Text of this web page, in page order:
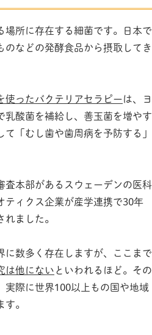
場所に存在する細菌です。日本で
のなどの発酵食品から摂取してき
使ったバクテリアセラピーは、ヨ
乳酸菌を補給し、善玉菌を増やす
て「むし歯や歯周病を予防する」
査本部があるスウェーデンの医科
ティクス企業が産学連携で30年
ました。
に数多く存在しますが、ここまで
は他にないといわれるほど。その
実際に世界100以上もの国や地域
。